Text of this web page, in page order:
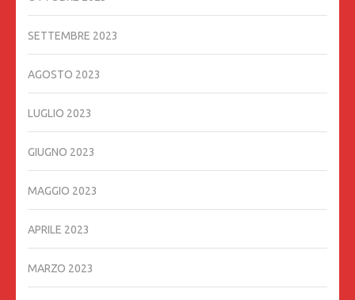
SETTEMBRE 2023
AGOSTO 2023
LUGLIO 2023
GIUGNO 2023
MAGGIO 2023
APRILE 2023
MARZO 2023